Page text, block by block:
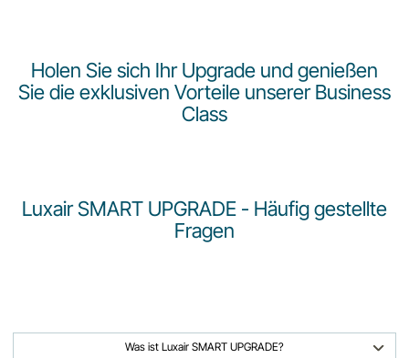
Holen Sie sich Ihr Upgrade und genießen
Sie die exklusiven Vorteile unserer Business
Class
Luxair SMART UPGRADE - Häufig gestellte
Fragen
Was ist Luxair SMART UPGRADE?